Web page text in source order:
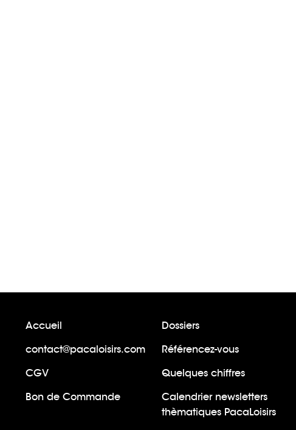
Accueil
Dossiers
contact@pacaloisirs.com
Référencez-vous
CGV
Quelques chiffres
Bon de Commande
Calendrier newsletters
thèmatiques PacaLoisirs